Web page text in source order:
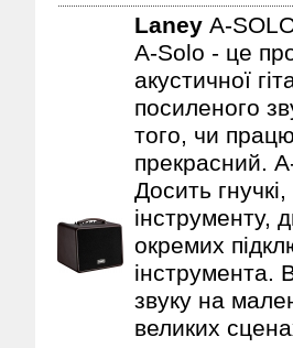
Laney A-
A-Solo - це
акустичної
посиленого
того, чи
прекрасний.
Досить
інструменту,
окремих
інструмента.
звуку на
великих